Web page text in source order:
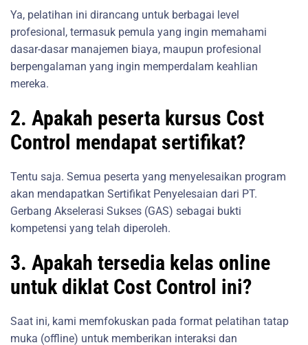
Ya, pelatihan ini dirancang untuk berbagai level
profesional, termasuk pemula yang ingin memahami
dasar-dasar manajemen biaya, maupun profesional
berpengalaman yang ingin memperdalam keahlian
mereka.
2. Apakah peserta kursus Cost
Control mendapat sertifikat?
Tentu saja. Semua peserta yang menyelesaikan program
akan mendapatkan Sertifikat Penyelesaian dari PT.
Gerbang Akselerasi Sukses (GAS) sebagai bukti
kompetensi yang telah diperoleh.
3. Apakah tersedia kelas online
untuk diklat Cost Control ini?
Saat ini, kami memfokuskan pada format pelatihan tatap
muka (offline) untuk memberikan interaksi dan